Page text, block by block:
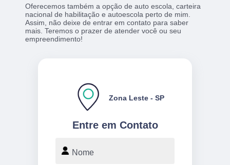
Oferecemos também a opção de auto escola, carteira
nacional de habilitação e autoescola perto de mim.
Assim, não deixe de entrar em contato para saber
mais. Teremos o prazer de atender você ou seu
empreendimento!
Entre em Contato
Zona Leste - SP